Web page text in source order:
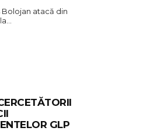
atacă din
GLP